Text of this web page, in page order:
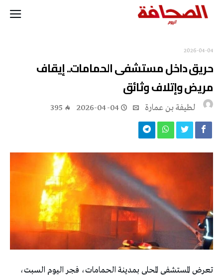
2026-04-04
حريق داخل مستشفى الحمامات.. إيقاف
مريض وإتلاف وثائق
لطيفة بن عمارة 2026-04-04
395
تعرض المستشفى المحلي بمدينة الحمامات، فجر اليوم السبت،